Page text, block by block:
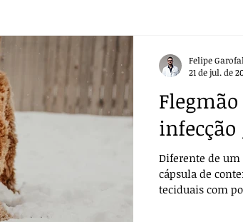
Infectologia
Sutura Pós-operatório Pré-
Casos Clínicos Para
Diferente de um
cápsula de
teciduais com
Felipe
21 de jul. de